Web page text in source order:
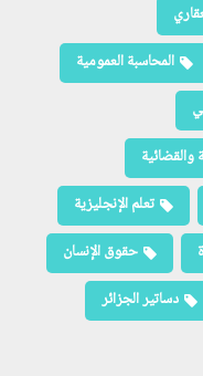
المحاسبة العمومية
والقضائية
تعلم الإنجليزية
حقوق الإنسان
دساتير الجزائر